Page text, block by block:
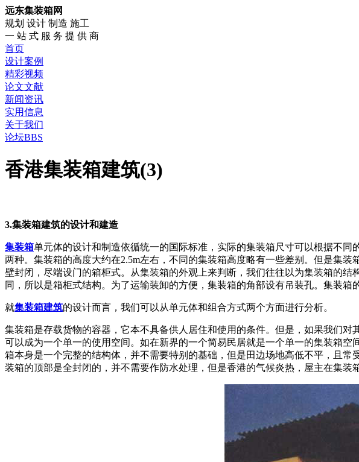
远东集装箱网
规划 设计 制造 施工
一 站 式 服 务 提 供 商
首页
设计案例
精彩视频
论文文献
新闻资讯
实用信息
关于我们
论坛BBS
香港集装箱建筑(3)
3.集装箱建筑的设计和建造
集装箱单元体的设计和制造依循统一的国际标准，实际的集装箱尺寸可以根据不同
两种。集装箱的高度大约在2.5m左右，不同的集装箱高度略有一些差别。但是集
壁封闭，尽端设门的箱柜式。从集装箱的外观上来判断，我们往往以为集装箱的
同，所以是箱柜式结构。为了运输装卸的方便，集装箱的角部设有吊装孔。集装
就集装箱建筑的设计而言，我们可以从单元体和组合方式两个方面进行分析。
集装箱是存载货物的容器，它本不具备供人居住和使用的条件。但是，如果我们
可以成为一个单一的使用空间。如在新界的一个简易民居就是一个单一的集装箱
箱本身是一个完整的结构体，并不需要特别的基础，但是田边场地高低不平，且
装箱的顶部是全封闭的，并不需要作防水处理，但是香港的气候炎热，屋主在集